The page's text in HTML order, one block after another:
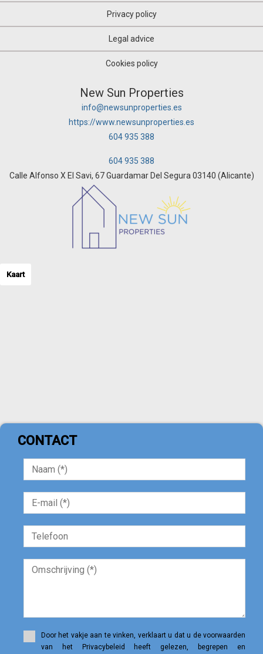
Privacy policy
Legal advice
Cookies policy
New Sun Properties
info@newsunproperties.es
https://www.newsunproperties.es
604 935 388
604 935 388
Calle Alfonso X El Savi, 67 Guardamar Del Segura 03140 (Alicante)
Kaart
CONTACT
Door het vakje aan te vinken, verklaart u dat u de voorwaarden
van het Privacybeleid heeft gelezen, begrepen en